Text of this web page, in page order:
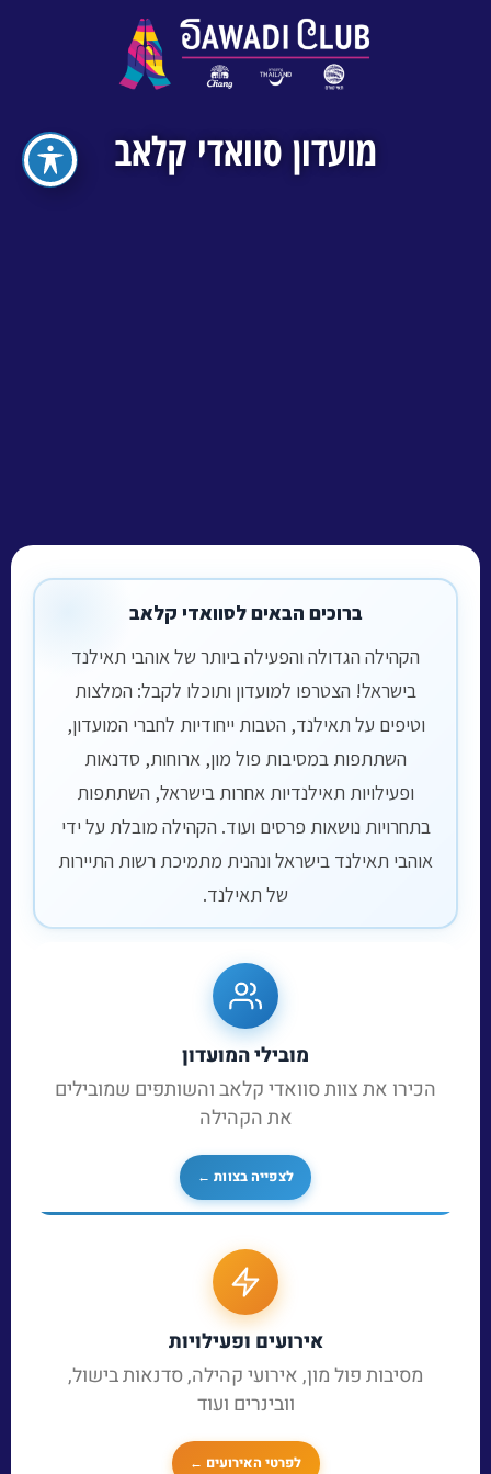
מועדון סוואדי קלאב
ברוכים הבאים לסוואדי קלאב
הקהילה הגדולה והפעילה ביותר של אוהבי תאילנד
בישראל! הצטרפו למועדון ותוכלו לקבל: המלצות
וטיפים על תאילנד, הטבות ייחודיות לחברי המועדון,
השתתפות במסיבות פול מון, ארוחות, סדנאות
ופעילויות תאילנדיות אחרות בישראל, השתתפות
בתחרויות נושאות פרסים ועוד. הקהילה מובלת על ידי
אוהבי תאילנד בישראל ונהנית מתמיכת רשות התיירות
של תאילנד.
מובילי המועדון
הכירו את צוות סוואדי קלאב והשותפים שמובילים
את הקהילה
לצפייה בצוות ←
אירועים ופעילויות
מסיבות פול מון, אירועי קהילה, סדנאות בישול,
וובינרים ועוד
לפרטי האירועים ←